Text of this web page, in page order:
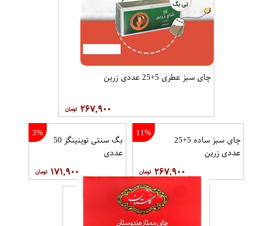
چای سبز عطری 5+25 عددی زرین
۲۶۷,۹۰۰
11%
چای سبز ساده 5+25
عددی زرین
۲۶۷,۹۰۰
3%
بگ سنتی توینینگز 50
عددی
۱۷۱,۹۰۰